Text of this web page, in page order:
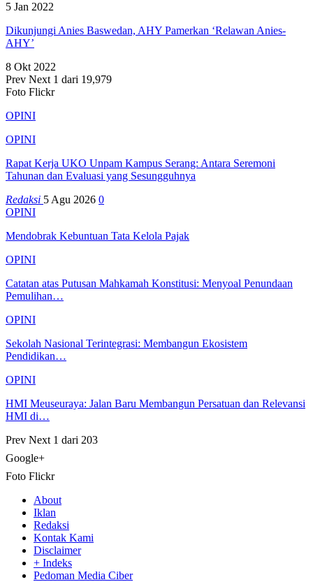
5 Jan 2022
Dikunjungi Anies Baswedan, AHY Pamerkan ‘Relawan Anies-
AHY’
8 Okt 2022
Prev Next 1 dari 19,979
Foto Flickr
OPINI
OPINI
Rapat Kerja UKO Unpam Kampus Serang: Antara Seremoni
Tahunan dan Evaluasi yang Sesungguhnya
Redaksi 5 Agu 2026 0
OPINI
Mendobrak Kebuntuan Tata Kelola Pajak
OPINI
Catatan atas Putusan Mahkamah Konstitusi: Menyoal Penundaan
Pemulihan…
OPINI
Sekolah Nasional Terintegrasi: Membangun Ekosistem
Pendidikan…
OPINI
HMI Meuseuraya: Jalan Baru Membangun Persatuan dan Relevansi
HMI di…
Prev Next 1 dari 203
Google+
Foto Flickr
About
Iklan
Redaksi
Kontak Kami
Disclaimer
+ Indeks
Pedoman Media Ciber